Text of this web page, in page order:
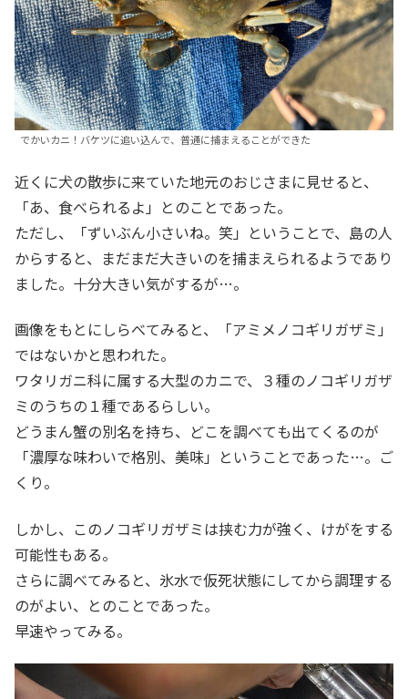
でかいカニ！バケツに追い込んで、普通に捕まえることができた
近くに犬の散歩に来ていた地元のおじさまに見せると、
「あ、食べられるよ」とのことであった。
ただし、「ずいぶん小さいね。笑」ということで、島の人
からすると、まだまだ大きいのを捕まえられるようであり
ました。十分大きい気がするが…。
画像をもとにしらべてみると、「アミメノコギリガザミ」
ではないかと思われた。
ワタリガニ科に属する大型のカニで、３種のノコギリガザ
ミのうちの１種であるらしい。
どうまん蟹の別名を持ち、どこを調べても出てくるのが
「濃厚な味わいで格別、美味」ということであった…。ご
くり。
しかし、このノコギリガザミは挟む力が強く、けがをする
可能性もある。
さらに調べてみると、氷水で仮死状態にしてから調理する
のがよい、とのことであった。
早速やってみる。